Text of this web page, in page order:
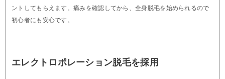
ントしてもらえます。痛みを確認してから、全身脱毛を始められるので
初心者にも安心です。
エレクトロポレーション脱毛を採用